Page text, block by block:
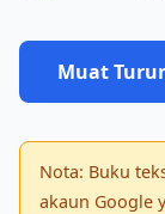
Muat
Nota: Buku
akaun Google